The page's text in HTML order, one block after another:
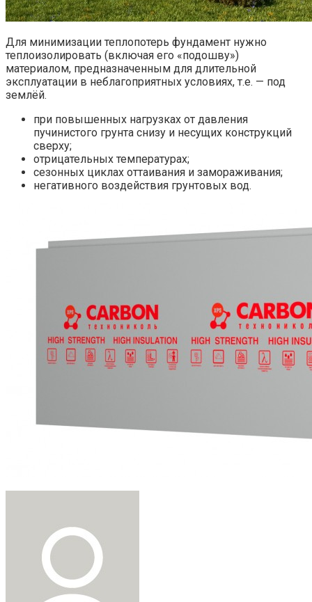
Для минимизации теплопотерь фундамент нужно
теплоизолировать (включая его «подошву»)
материалом, предназначенным для длительной
эксплуатации в неблагоприятных условиях, т.е. — под
землёй.
при повышенных нагрузках от давления
пучинистого грунта снизу и несущих конструкций
сверху;
отрицательных температурах;
сезонных циклах оттаивания и замораживания;
негативного воздействия грунтовых вод.